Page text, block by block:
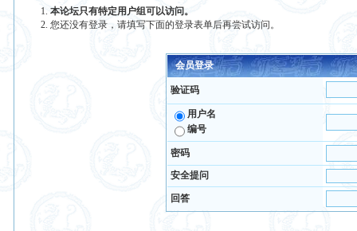
本论坛只有特定用户组可以访问。
您还没有登录，请填写下面的登录表单后再尝试访问。
会员登录
验证码
用户名
编号
密码
安全提问
回答